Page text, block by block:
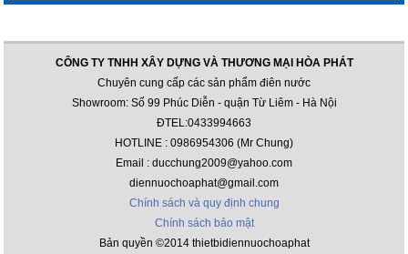
CÔNG TY TNHH XÂY DỰNG VÀ THƯƠNG MẠI HÒA PHÁT
Chuyên cung cấp các sản phẩm điên nước
Showroom: Số 99 Phúc Diễn - quận Từ Liêm - Hà Nội
ĐTEL:0433994663
HOTLINE : 0986954306 (Mr Chung)
Email : ducchung2009@yahoo.com
diennuochoaphat@gmail.com
Chính sách và quy định chung
Chính sách bảo mật
Bản quyền ©2014 thietbidiennuochoaphat